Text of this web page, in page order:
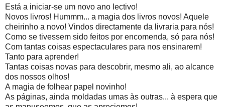
Está a iniciar-se um novo ano lectivo!
Novos livros! Hummm... a magia dos livros novos! Aquele
cheirinho a novo! Vindos directamente da livraria para nós!
Como se tivessem sido feitos por encomenda, só para nós!
Com tantas coisas espectaculares para nos ensinarem!
Tanto para aprender!
Tantas coisas novas para descobrir, mesmo ali, ao alcance
dos nossos olhos!
A magia de folhear papel novinho!
As páginas, ainda moldadas umas às outras... à espera que